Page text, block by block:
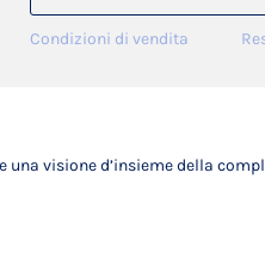
Condizioni di vendita
visione d’insieme della